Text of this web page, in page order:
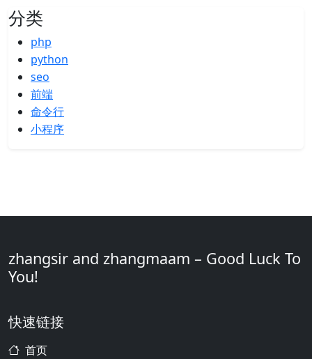
分类
php
python
seo
前端
命令行
小程序
zhangsir and zhangmaam – Good Luck To
You!
快速链接
首页